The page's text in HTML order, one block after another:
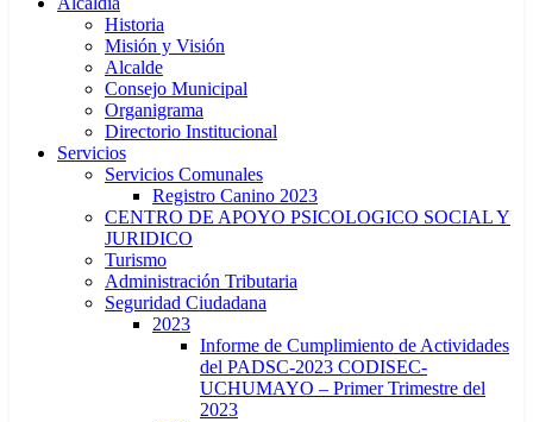
Historia
Misión y Visión
Alcalde
Consejo Municipal
Organigrama
Directorio Institucional
Servicios
Servicios Comunales
Registro Canino 2023
CENTRO DE APOYO PSICOLOGICO SOCIAL Y
JURIDICO
Turismo
Administración Tributaria
Seguridad Ciudadana
2023
Informe de Cumplimiento de Actividades
del PADSC-2023 CODISEC-
UCHUMAYO – Primer Trimestre del
2023